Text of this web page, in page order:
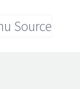
Source